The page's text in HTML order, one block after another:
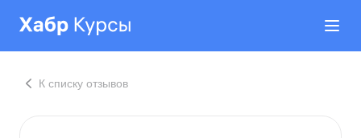
К списку отзывов